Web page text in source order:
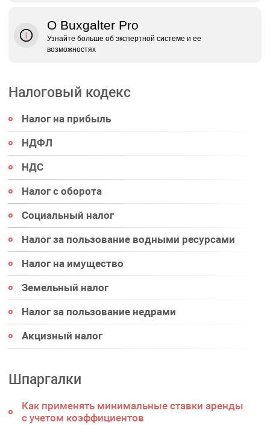
О Buxgalter Pro
Узнайте больше об экспертной системе и ее
возможностях
Налоговый кодекс
Налог на прибыль
НДФЛ
НДС
Налог с оборота
Социальный налог
Налог за пользование водными ресурсами
Налог на имущество
Земельный налог
Налог за пользование недрами
Акцизный налог
Шпаргалки
Как применять минимальные ставки аренды
с учетом коэффициентов